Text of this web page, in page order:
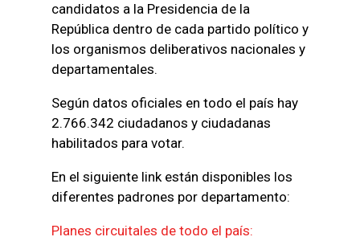
candidatos a la Presidencia de la
República dentro de cada partido político y
los organismos deliberativos nacionales y
departamentales.
Según datos oficiales en todo el país hay
2.766.342 ciudadanos y ciudadanas
habilitados para votar.
En el siguiente link están disponibles los
diferentes padrones por departamento:
Planes circuitales de todo el país: